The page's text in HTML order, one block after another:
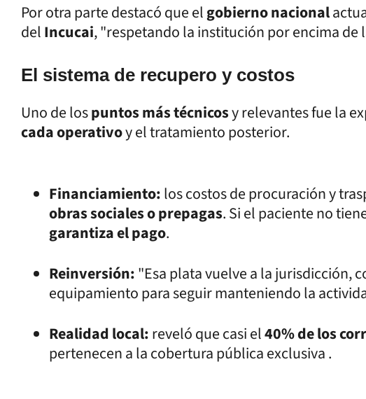
Por otra parte destacó que elgobierno nacional
delIncucai, "respetando la institución por encima de
El sistema de recupero y costos
Uno de lospuntos más técnicosy relevantes fue la
cada operativoy el tratamiento posterior.
Financiamiento:los costos de procuración y
obras sociales o prepagas. Si el paciente no
garantiza el pago.
Reinversión:"Esa plata vuelve a la jurisdicción,
equipamiento para seguir manteniendo la
Realidad local:reveló que casi el40% de los
pertenecen a la cobertura pública exclusiva .